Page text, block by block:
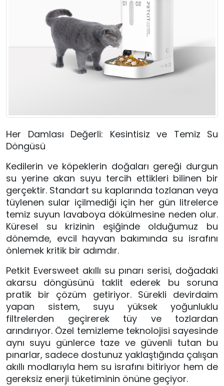
Her Damlası Değerli: Kesintisiz ve Temiz Su
Döngüsü
Kedilerin ve köpeklerin doğaları gereği durgun
su yerine akan suyu tercih ettikleri bilinen bir
gerçektir. Standart su kaplarında tozlanan veya
tüylenen sular içilmediği için her gün litrelerce
temiz suyun lavaboya dökülmesine neden olur.
Küresel su krizinin eşiğinde olduğumuz bu
dönemde, evcil hayvan bakımında su israfını
önlemek kritik bir adımdır.
Petkit Eversweet akıllı su pınarı serisi, doğadaki
akarsu döngüsünü taklit ederek bu soruna
pratik bir çözüm getiriyor. Sürekli devirdaim
yapan sistem, suyu yüksek yoğunluklu
filtrelerden geçirerek tüy ve tozlardan
arındırıyor. Özel temizleme teknolojisi sayesinde
aynı suyu günlerce taze ve güvenli tutan bu
pınarlar, sadece dostunuz yaklaştığında çalışan
akıllı modlarıyla hem su israfını bitiriyor hem de
gereksiz enerji tüketiminin önüne geçiyor.